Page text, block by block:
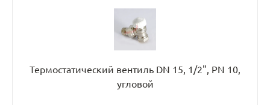
Термостатический вентиль DN 15, 1/2", PN 10,
угловой